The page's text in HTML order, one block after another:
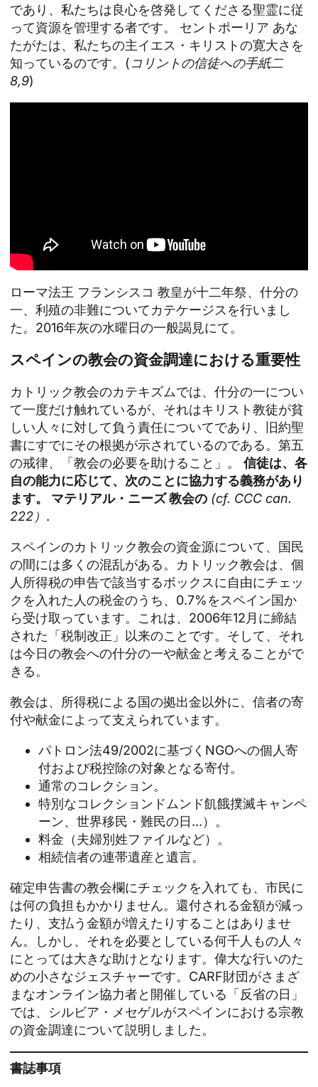
であり、私たちは良心を啓発してくださる聖霊に従
って資源を管理する者です。 セントポーリア あな
たがたは、私たちの主イエス・キリストの寛大さを
知っているのです。(コリントの信徒への手紙二
8,9)
ローマ法王 フランシスコ 教皇が十二年祭、什分の
一、利殖の非難についてカテケージスを行いまし
た。2016年灰の水曜日の一般謁見にて。
スペインの教会の資金調達における重要性
カトリック教会のカテキズムでは、什分の一につい
て一度だけ触れているが、それはキリスト教徒が貧
しい人々に対して負う責任についてであり、旧約聖
書にすでにその根拠が示されているのである。第五
の戒律、「教会の必要を助けること」。 信徒は、各
自の能力に応じて、次のことに協力する義務があり
ます。 マテリアル・ニーズ教会の (cf. CCC can.
222） .
スペインのカトリック教会の資金源について、国民
の間には多くの混乱がある。カトリック教会は、個
人所得税の申告で該当するボックスに自由にチェッ
クを入れた人の税金のうち、0.7%をスペイン国か
ら受け取っています。これは、2006年12月に締結
された「税制改正」以来のことです。そして、それ
は今日の教会への什分の一や献金と考えることがで
きる。
教会は、所得税による国の拠出金以外に、信者の寄
付や献金によって支えられています。
パトロン法49/2002に基づくNGOへの個人寄
付および税控除の対象となる寄付。
通常のコレクション。
特別なコレクション ドムンド飢餓撲滅キャンペ
ーン、世界移民・難民の日...）。
料金（夫婦別姓ファイルなど）。
相続信者の連帯遺産と遺言。
確定申告書の教会欄にチェックを入れても、市民に
は何の負担もかかりません。還付される金額が減っ
たり、支払う金額が増えたりすることはありませ
ん。しかし、それを必要としている何千人もの人々
にとっては大きな助けとなります。偉大な行いのた
めの小さなジェスチャーです。CARF財団がさまざ
まなオンライン協力者と開催している「反省の日」
では、シルビア・メセゲルがスペインにおける宗教
の資金調達について説明しました。
書誌事項